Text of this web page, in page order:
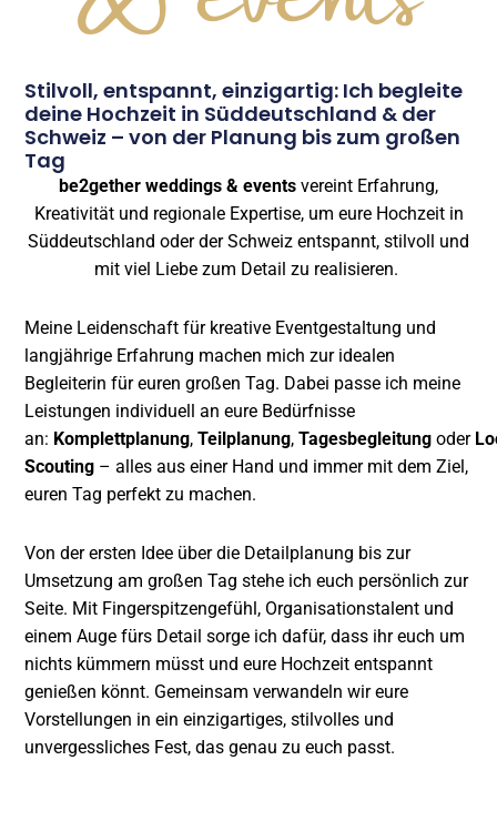
Stilvoll, entspannt, einzigartig: Ich begleite
deine Hochzeit in Süddeutschland & der
Schweiz – von der Planung bis zum großen
Tag
be2gether weddings & events vereint Erfahrung,
Kreativität und regionale Expertise, um eure Hochzeit in
Süddeutschland oder der Schweiz entspannt, stilvoll und
mit viel Liebe zum Detail zu realisieren.
Meine Leidenschaft für kreative Eventgestaltung und
langjährige Erfahrung machen mich zur idealen
Begleiterin für euren großen Tag. Dabei passe ich meine
Leistungen individuell an eure Bedürfnisse
an: Komplettplanung,Teilplanung,Tagesbegleitung oder
Scouting – alles aus einer Hand und immer mit dem Ziel,
euren Tag perfekt zu machen.
Von der ersten Idee über die Detailplanung bis zur
Umsetzung am großen Tag stehe ich euch persönlich zur
Seite. Mit Fingerspitzengefühl, Organisationstalent und
einem Auge fürs Detail sorge ich dafür, dass ihr euch um
nichts kümmern müsst und eure Hochzeit entspannt
genießen könnt. Gemeinsam verwandeln wir eure
Vorstellungen in ein einzigartiges, stilvolles und
unvergessliches Fest, das genau zu euch passt.